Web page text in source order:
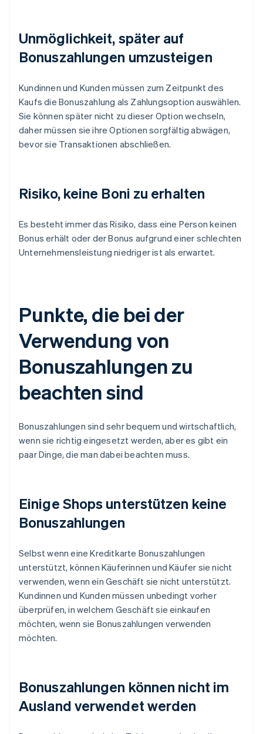
Unmöglichkeit, später auf
Bonuszahlungen umzusteigen
Kundinnen und Kunden müssen zum Zeitpunkt des
Kaufs die Bonuszahlung als Zahlungsoption auswählen.
Sie können später nicht zu dieser Option wechseln,
daher müssen sie ihre Optionen sorgfältig abwägen,
bevor sie Transaktionen abschließen.
Risiko, keine Boni zu erhalten
Es besteht immer das Risiko, dass eine Person keinen
Bonus erhält oder der Bonus aufgrund einer schlechten
Unternehmensleistung niedriger ist als erwartet.
Punkte, die bei der
Verwendung von
Bonuszahlungen zu
beachten sind
Bonuszahlungen sind sehr bequem und wirtschaftlich,
wenn sie richtig eingesetzt werden, aber es gibt ein
paar Dinge, die man dabei beachten muss.
Einige Shops unterstützen keine
Bonuszahlungen
Selbst wenn eine Kreditkarte Bonuszahlungen
unterstützt, können Käuferinnen und Käufer sie nicht
verwenden, wenn ein Geschäft sie nicht unterstützt.
Kundinnen und Kunden müssen unbedingt vorher
überprüfen, in welchem Geschäft sie einkaufen
möchten, wenn sie Bonuszahlungen verwenden
möchten.
Bonuszahlungen können nicht im
Ausland verwendet werden